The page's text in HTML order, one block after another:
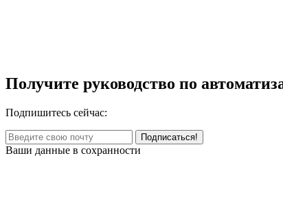
Получите руководство по
Подпишитесь сейчас:
Ваши данные в сохранности